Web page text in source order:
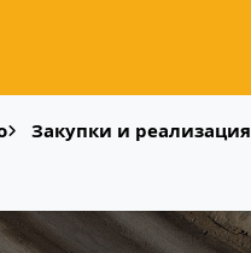
Закупки и реализация